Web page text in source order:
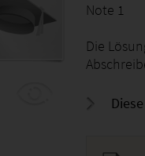
Note 1
Die